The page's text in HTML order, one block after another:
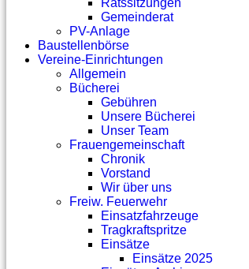
Ratssitzungen
Gemeinderat
PV-Anlage
Baustellenbörse
Vereine-Einrichtungen
Allgemein
Bücherei
Gebühren
Unsere Bücherei
Unser Team
Frauengemeinschaft
Chronik
Vorstand
Wir über uns
Freiw. Feuerwehr
Einsatzfahrzeuge
Tragkraftspritze
Einsätze
Einsätze 2025